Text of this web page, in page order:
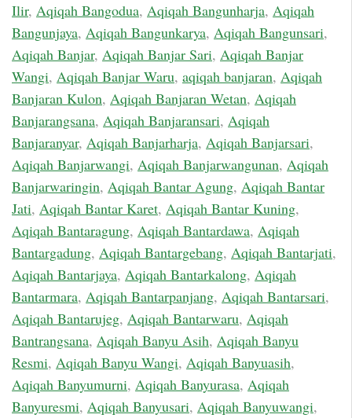
Ilir, Aqiqah Bangodua, Aqiqah Bangunharja, Aqiqah
Bangunjaya, Aqiqah Bangunkarya, Aqiqah Bangunsari,
Aqiqah Banjar, Aqiqah Banjar Sari, Aqiqah Banjar
Wangi, Aqiqah Banjar Waru, aqiqah banjaran, Aqiqah
Banjaran Kulon, Aqiqah Banjaran Wetan, Aqiqah
Banjarangsana, Aqiqah Banjaransari, Aqiqah
Banjaranyar, Aqiqah Banjarharja, Aqiqah Banjarsari,
Aqiqah Banjarwangi, Aqiqah Banjarwangunan, Aqiqah
Banjarwaringin, Aqiqah Bantar Agung, Aqiqah Bantar
Jati, Aqiqah Bantar Karet, Aqiqah Bantar Kuning,
Aqiqah Bantaragung, Aqiqah Bantardawa, Aqiqah
Bantargadung, Aqiqah Bantargebang, Aqiqah Bantarjati,
Aqiqah Bantarjaya, Aqiqah Bantarkalong, Aqiqah
Bantarmara, Aqiqah Bantarpanjang, Aqiqah Bantarsari,
Aqiqah Bantarujeg, Aqiqah Bantarwaru, Aqiqah
Bantrangsana, Aqiqah Banyu Asih, Aqiqah Banyu
Resmi, Aqiqah Banyu Wangi, Aqiqah Banyuasih,
Aqiqah Banyumurni, Aqiqah Banyurasa, Aqiqah
Banyuresmi, Aqiqah Banyusari, Aqiqah Banyuwangi,